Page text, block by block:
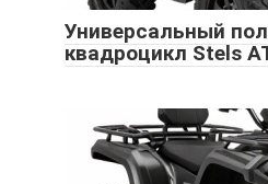
Универсальный
квадроцикл Stels